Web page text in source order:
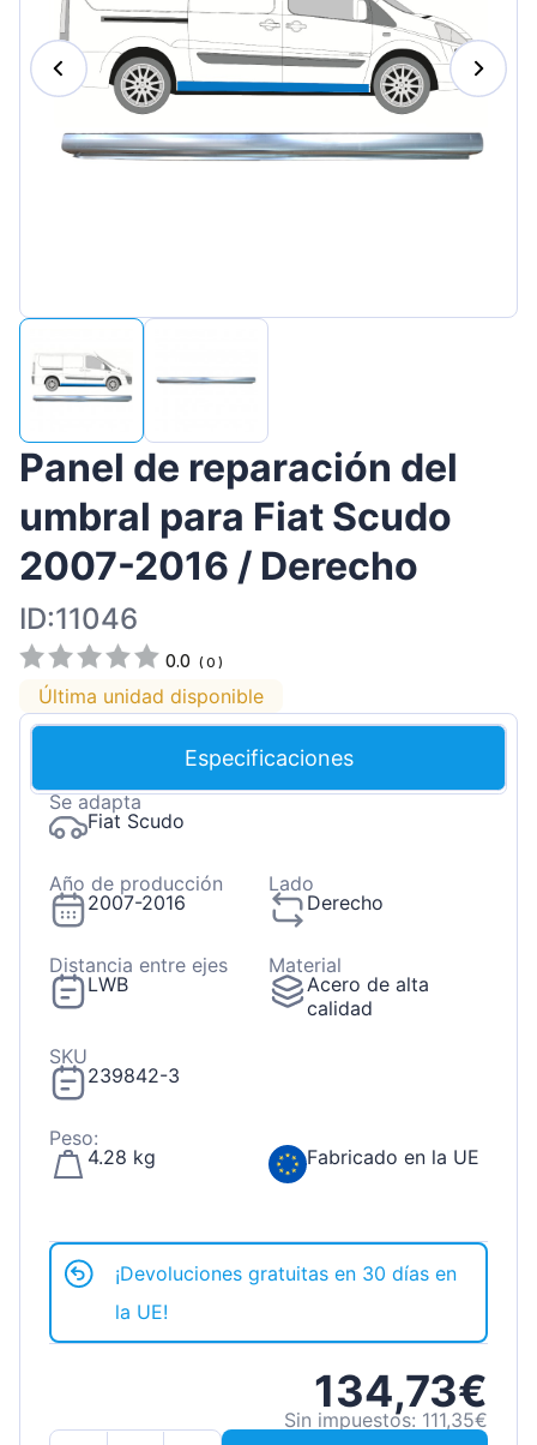
Magyar
Lietuvių
Hrvatski
Português
Panel de reparación del
umbral para Fiat Scudo
2007-2016 / Derecho
ID:11046
0.0 (0 )
Última unidad disponible
Especificaciones
Se adapta
Fiat Scudo
Año de producción
2007-2016
Lado
Derecho
Distancia entre ejes
LWB
Material
Acero de alta
calidad
SKU
239842-3
Peso:
4.28 kg
Fabricado en la UE
¡Devoluciones gratuitas en 30 días en
la UE!
134,73€
Sin impuestos: 111,35€